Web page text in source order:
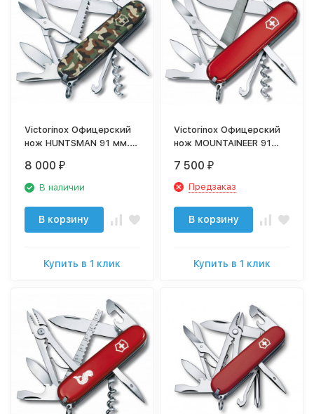
Victorinox Офицерский
нож HUNTSMAN 91 мм.
8 000 ₽
В наличии
В корзину
Купить в 1 клик
Victorinox Офицерский
нож MOUNTAINEER 91
7 500 ₽
Предзаказ
В корзину
Купить в 1 клик